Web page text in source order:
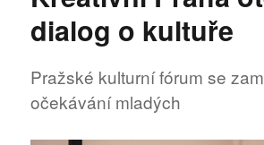
dialog o kultuře
Pražské kulturní fórum se
očekávání mladých